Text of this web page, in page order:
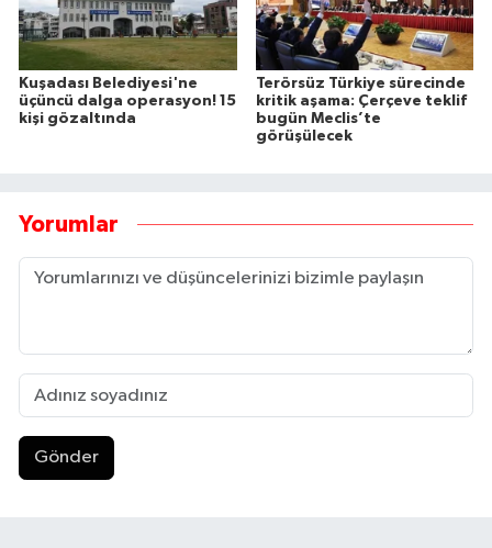
Kuşadası Belediyesi'ne
üçüncü dalga operasyon! 15
kişi gözaltında
Terörsüz Türkiye sürecinde
kritik aşama: Çerçeve teklif
bugün Meclis’te
görüşülecek
Yorumlar
Gönder